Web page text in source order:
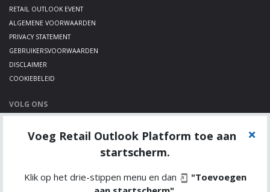
RETAIL OUTLOOK EVENT
ALGEMENE VOORWAARDEN
PRIVACY STATEMENT
GEBRUIKERSVOORWAARDEN
DISCLAIMER
COOKIEBELEID
VOLG ONS
TWITTER
Voeg Retail Outlook Platform toe aan
startscherm.
Klik op het drie-stippen menu en dan
"Toevoegen